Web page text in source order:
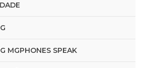
MGPHONES SPEAK